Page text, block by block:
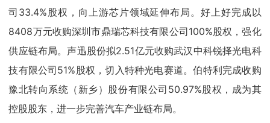
司33.4%股权，向上游芯片领域延伸布局。好上好完成以
8408万元收购深圳市鼎瑞芯科技有限公司100%股权，强化
供应链布局。声迅股份拟2.51亿元收购武汉中科锐择光电科
技有限公司51%股权，切入特种光电赛道。伯特利完成收购
豫北转向系统（新乡）股份有限公司50.97%股权，成为其
控股股东，进一步完善汽车产业链布局。